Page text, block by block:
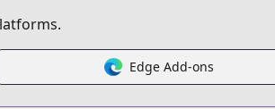
Edge Add-ons